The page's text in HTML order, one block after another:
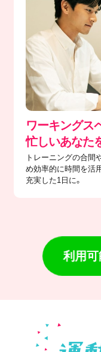
ワーキングス
忙しいあなた
トレーニングの合間
め効率的に時間を活
充実した1日に。
利用可